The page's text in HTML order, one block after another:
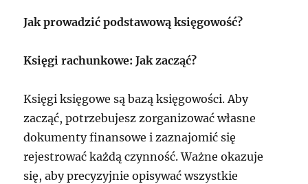
Jak prowadzić podstawową księgowość?
Księgi rachunkowe: Jak zacząć?
Księgi księgowe są bazą księgowości. Aby
zacząć, potrzebujesz zorganizować własne
dokumenty finansowe i zaznajomić się
rejestrować każdą czynność. Ważne okazuje
się, aby precyzyjnie opisywać wszystkie